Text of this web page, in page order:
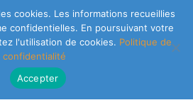
cookies. Les informations recueillies
confidentielles. En poursuivant votre
l'utilisation de cookies. Politique de
confidentialité
Accepter